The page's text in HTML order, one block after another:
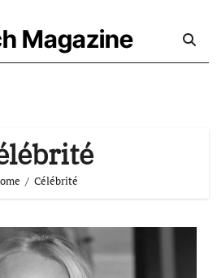
Magazine
Célébrité